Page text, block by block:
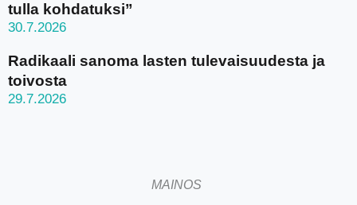
tulla kohdatuksi”
30.7.2026
Radikaali sanoma lasten tulevaisuudesta ja
toivosta
29.7.2026
MAINOS